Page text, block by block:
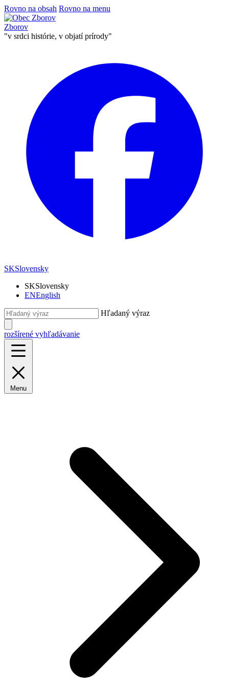
Rovno na obsah Rovno na menu
Zborov
"v srdci histórie, v objatí prírody"
SKSlovensky
SKSlovensky
ENEnglish
Hľadaný výraz
rozšírené vyhľadávanie
Menu